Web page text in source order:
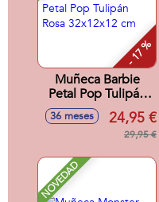
- 17 %
Muñeca Barbie
Petal Pop Tulipán
Rosa 32x12x12 cm
36 meses 24,95 €
29,95 €
NOVEDAD